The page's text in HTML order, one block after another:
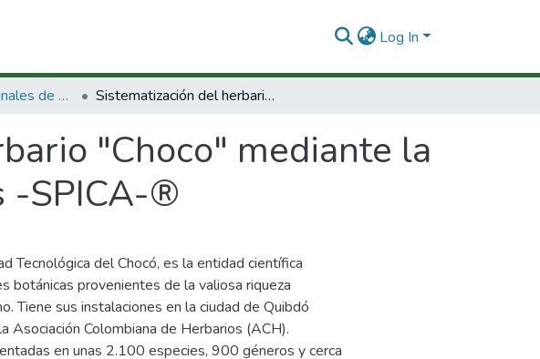
Log In
1.1.1. Informes Finales de Proyectos de Investigación Sistematización del herbario "Choco" mediante la implentación del sistema Herbarios -SPICA-®
"Choco" mediante la
-SPICA-®
Tecnológica del Chocó, es la entidad científica
botánicas provenientes de la valiosa riqueza
Tiene sus instalaciones en la ciudad de Quibdó
Asociación Colombiana de Herbarios (ACH).
en unas 2.100 especies, 900 géneros y cerca